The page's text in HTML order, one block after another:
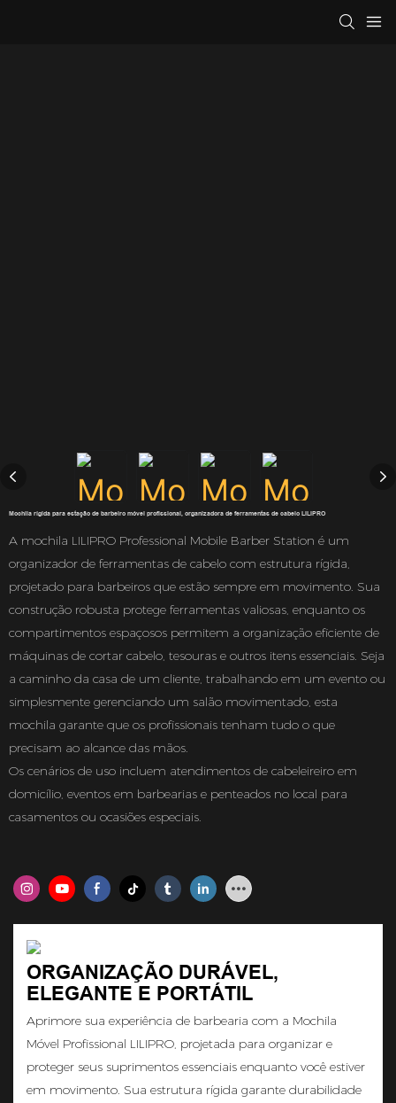
Mochila rígida para estação de barbeiro móvel profissional, organizadora de ferramentas de cabelo LILIPRO
A mochila LILIPRO Professional Mobile Barber Station é um
organizador de ferramentas de cabelo com estrutura rígida,
projetado para barbeiros que estão sempre em movimento. Sua
construção robusta protege ferramentas valiosas, enquanto os
compartimentos espaçosos permitem a organização eficiente de
máquinas de cortar cabelo, tesouras e outros itens essenciais. Seja
a caminho da casa de um cliente, trabalhando em um evento ou
simplesmente gerenciando um salão movimentado, esta
mochila garante que os profissionais tenham tudo o que
precisam ao alcance das mãos.
Os cenários de uso incluem atendimentos de cabeleireiro em
domicílio, eventos em barbearias e penteados no local para
casamentos ou ocasiões especiais.
ORGANIZAÇÃO DURÁVEL,
ELEGANTE E PORTÁTIL
Aprimore sua experiência de barbearia com a Mochila
Móvel Profissional LILIPRO, projetada para organizar e
proteger seus suprimentos essenciais enquanto você estiver
em movimento. Sua estrutura rígida garante durabilidade